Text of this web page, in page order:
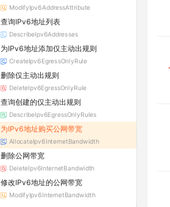
ModifyIpv6AddressAttribute
查询IPv6地址列表
DescribeIpv6Addresses
为IPv6地址添加仅主动出规则
CreateIpv6EgressOnlyRule
删除仅主动出规则
DeleteIpv6EgressOnlyRule
查询创建的仅主动出规则
DescribeIpv6EgressOnlyRules
为IPv6地址购买公网带宽
AllocateIpv6InternetBandwidth
删除公网带宽
DeleteIpv6InternetBandwidth
修改IPv6地址的公网带宽
ModifyIpv6InternetBandwidth